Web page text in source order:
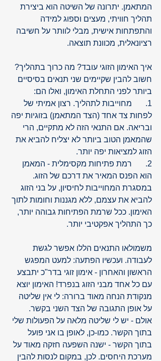
המתאמן. יתרונה של השיטה הוא ביצירת
תהליך חוויתי, מעצים וספוג למידה
והתפתחות אישית, מבלי לוותר על חשיבה
רציונאלית, מכוונת תוצאה.
איך האימון הזוגי עובד? מה כרוך בתהליך?
חשוב להבין שקיימים שני תנאים בסיסיים
ביותר לפני התחלת האימון, ואלו הם:
1.	מחוייבות לתהליך. רצון אמיתי של
לפחות צד אחד (הצד המתאמן) בזוגיות יפה
ובריאה. אם התנאי הזה לא מתקיים, הרי
שהמאמן הטוב ביותר לא יצליח להביא את
הזוג למציאות יפה יותר.
2.	רמת פתיחות מקסימלית - המאמן
הוא הפנס המאיר את דרכם של הזוג.
במסגרת המחוייבות לחיסיון, על בני הזוג
להביא את עצמם, ללא מגננות וחומות לתוך
האימון. ככל שרמת הפתיחות גבוהה יותר,
כך התהליך אפקטיבי יותר.
משמולאו התנאים הללו אפשר לגשת
לעבודה. ועכשיו הפתעה: למעט המפגש
הראשון והאחרון - אימון זוגי בדר"כ יתבצע
עם כל אחד מבני הזוג בנפרד! האימון יוצא
מנקודת הנחה מאוד ברורה: לי אין שליטה
על אופן התגובה של הצד השני בקשר.
אולם - יש לי שליטה מלאה על הפעולות שלי
בתוך הקשר. כמו-כן, לאופן בו אני פועל
בתוך הקשר - ישנה השפעה חזקה מאוד על
מערכת היחסים. לכן, במקום לנסות להבין